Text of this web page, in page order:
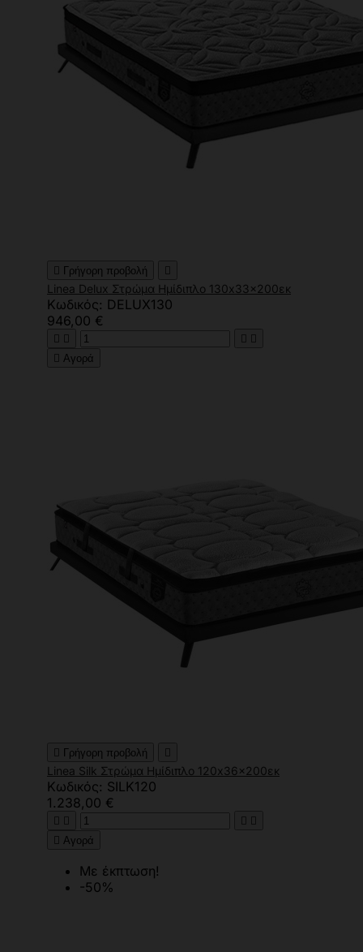
 Γρήγορη προβολή 
Linea Delux Στρώμα Ημίδιπλο 130x33x200εκ
Κωδικός: DELUX130
946,00 €
   
 Αγορά
 Γρήγορη προβολή 
Linea Silk Στρώμα Ημίδιπλο 120x36x200εκ
Κωδικός: SILK120
1.238,00 €
   
 Αγορά
Με έκπτωση!
-50%